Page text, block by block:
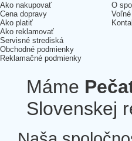
Ako nakupovať
Cena dopravy
Ako platiť
Ako reklamovať
Servisné strediská
Obchodné podmienky
Reklamačné podmienky
O
Máme
Slovenskej